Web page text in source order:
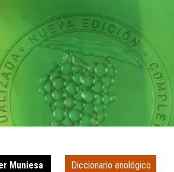
Muniesa Diccionario enológico